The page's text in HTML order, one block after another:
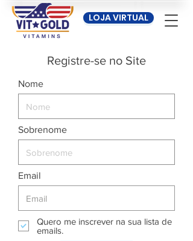
LOJA VIRTUAL
Registre-se no Site
Nome
Sobrenome
Email
Quero me inscrever na sua lista de
emails.